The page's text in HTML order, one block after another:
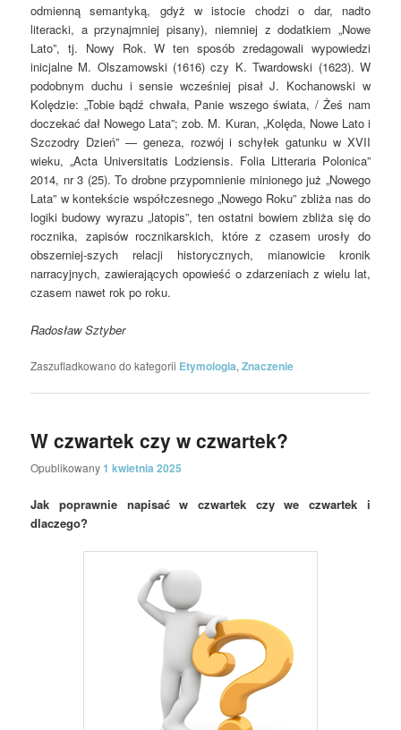
odmienną semantyką, gdyż w istocie chodzi o dar, nadto
literacki, a przynajmniej pisany), niemniej z dodatkiem „Nowe
Lato”, tj. Nowy Rok. W ten sposób zredagowali wypowiedzi
inicjalne M. Olszamowski (1616) czy K. Twardowski (1623). W
podobnym duchu i sensie wcześniej pisał J. Kochanowski w
Kolędzie: „Tobie bądź chwała, Panie wszego świata, / Żeś nam
doczekać dał Nowego Lata”; zob. M. Kuran, „Kolęda, Nowe Lato i
Szczodry Dzień” — geneza, rozwój i schyłek gatunku w XVII
wieku, „Acta Universitatis Lodziensis. Folia Litteraria Polonica”
2014, nr 3 (25). To drobne przypomnienie minionego już „Nowego
Lata” w kontekście współczesnego „Nowego Roku” zbliża nas do
logiki budowy wyrazu „latopis”, ten ostatni bowiem zbliża się do
rocznika, zapisów rocznikarskich, które z czasem urosły do
obszerniej-szych relacji historycznych, mianowicie kronik
narracyjnych, zawierających opowieść o zdarzeniach z wielu lat,
czasem nawet rok po roku.
Radosław Sztyber
Zaszufladkowano do kategorii Etymologia,Znaczenie
W czwartek czy w czwartek?
Opublikowany1 kwietnia 2025
Jak poprawnie napisać w czwartek czy we czwartek i
dlaczego?